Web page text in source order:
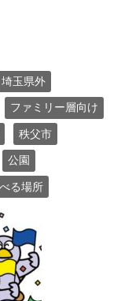
埼玉県外
ファミリー層向け
秩父市
公園
る場所